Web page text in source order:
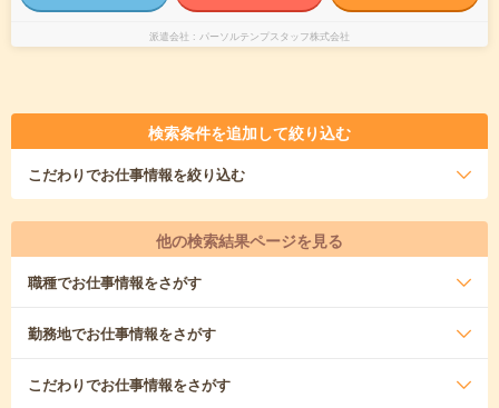
派遣会社 パーソルテンプスタッフ株式会社
検索条件を追加して絞り込む
こだわりでお仕事情報を絞り込む
他の検索結果ページを見る
職種でお仕事情報をさがす
勤務地でお仕事情報をさがす
こだわりでお仕事情報をさがす